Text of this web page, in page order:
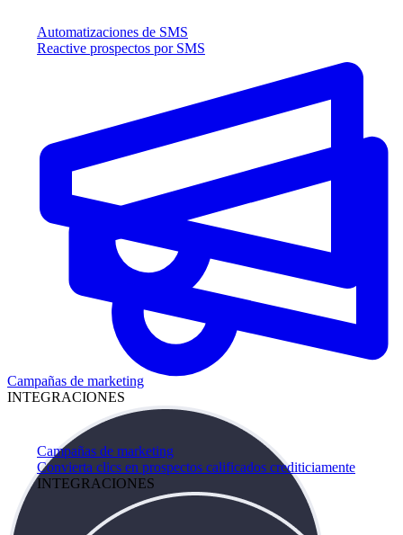
Automatizaciones de SMS
Reactive prospectos por SMS
Campañas de marketing
Convierta clics en prospectos calificados crediticiamente
INTEGRACIONES
Campañas de marketing
INTEGRACIONES